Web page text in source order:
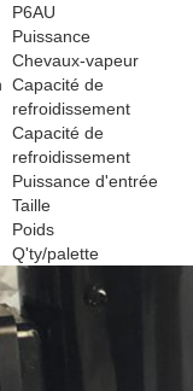
P6AU
Puissance
Chevaux-vapeur
Capacité de
refroidissement
Capacité de
refroidissement
Puissance d'entrée
Taille
Poids
Q'ty/palette